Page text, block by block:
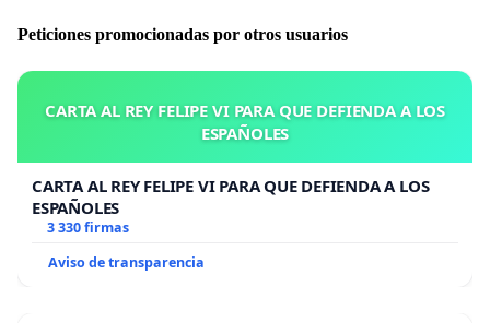
Peticiones promocionadas por otros usuarios
CARTA AL REY FELIPE VI PARA QUE DEFIENDA A LOS
ESPAÑOLES
CARTA AL REY FELIPE VI PARA QUE DEFIENDA A LOS
ESPAÑOLES
3 330 firmas
Aviso de transparencia